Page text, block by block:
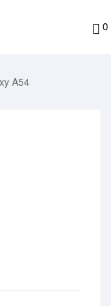
0
A54